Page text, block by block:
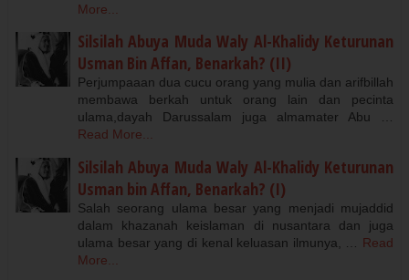
More...
Silsilah Abuya Muda Waly Al-Khalidy Keturunan
Usman Bin Affan, Benarkah? (II)
Perjumpaaan dua cucu orang yang mulia dan arifbillah
membawa berkah untuk orang lain dan pecinta
ulama,dayah Darussalam juga almamater Abu …
Read More...
Silsilah Abuya Muda Waly Al-Khalidy Keturunan
Usman bin Affan, Benarkah? (I)
Salah seorang ulama besar yang menjadi mujaddid
dalam khazanah keislaman di nusantara dan juga
ulama besar yang di kenal keluasan ilmunya, …
Read
More...